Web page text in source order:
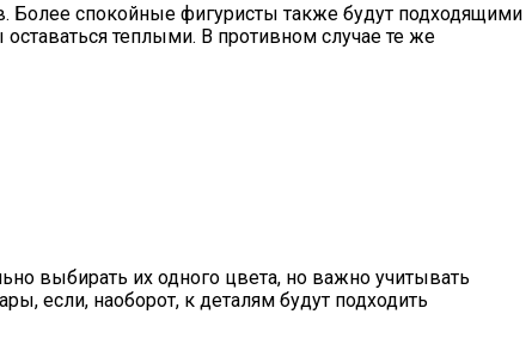
Более спокойные фигуристы также будут подходящими
теплыми. В противном случае те же
выбирать их одного цвета, но важно учитывать
если, наоборот, к деталям будут подходить